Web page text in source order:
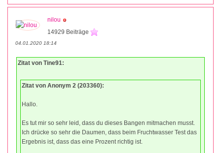
nilou
14929 Beiträge
04.01.2020 18:14
Zitat von Tine91:
Zitat von Anonym 2 (203360):
Hallo.
Es tut mir so sehr leid, dass du dieses Bangen mitmachen musst.
Ich drücke so sehr die Daumen, dass beim Fruchtwasser Test das
Ergebnis ist, dass das eine Prozent richtig ist.